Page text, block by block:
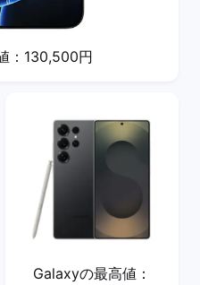
：130,500円
Galaxyの最高値：